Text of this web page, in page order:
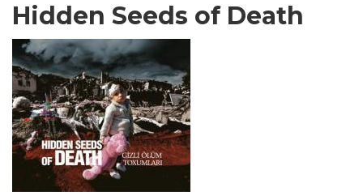
Hidden Seeds of Death